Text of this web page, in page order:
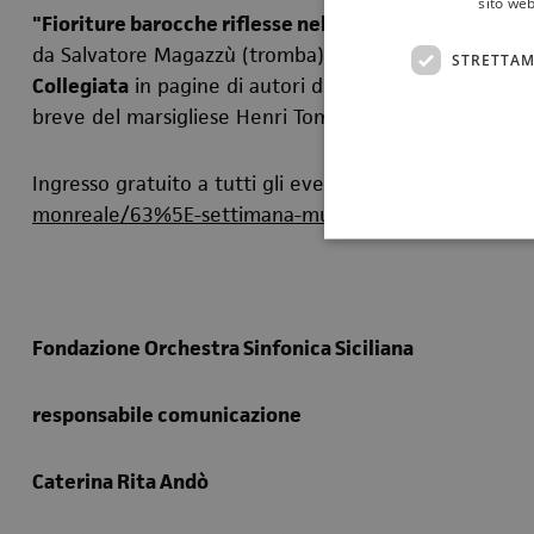
"Fioriture barocche riflesse nel XX secolo"
da Salvatore Magazzù (tromba) e
Mauro Visconti
Collegiatain pagine di autori di diverse epoche, dal
breve del marsigliese Henri Tomasi, fino alla Sonata
Ingresso gratuito a tutti gli eventi previa
monreale/63%5E-settimana-musica-sacra/?page=1
Fondazione Orchestra Sinfonica Siciliana
responsabile comunicazione
Caterina Rita Andò